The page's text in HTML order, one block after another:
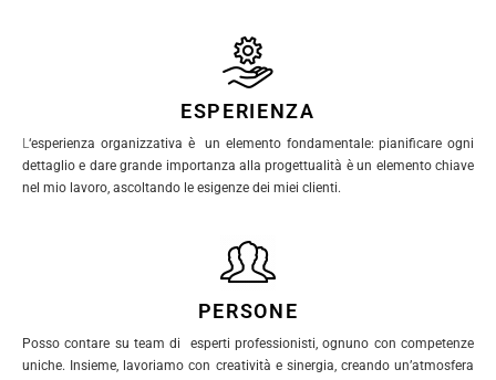
ESPERIENZA
L‘esperienza organizzativa è un elemento fondamentale: pianificare ogni
dettaglio e dare grande importanza alla progettualità è un elemento chiave
nel mio lavoro, ascoltando le esigenze dei miei clienti.
PERSONE
Posso contare su team di esperti professionisti, ognuno con competenze
uniche. Insieme, lavoriamo con creatività e sinergia, creando un’atmosfera